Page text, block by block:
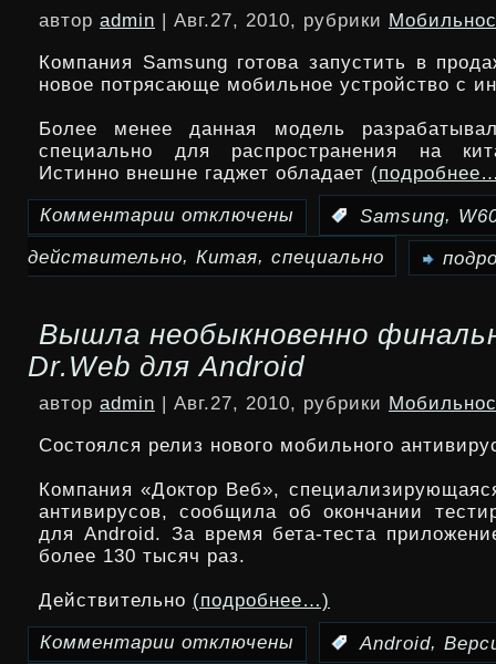
тех,
кто
плавать
автор admin | Авг.27, 2010, рубрики
Компания Samsung готова запустить в
новое потрясающе мобильное устройство с
Более менее данная модель
специально для распространения на
Истинно внешне гаджет обладает
Комментарии
записи
Samsung
W609
действительно
специально
для
Китая
отключены Samsung,
действительно, Китая, специально
Вышла необыкновенно
Dr.Web для Android
автор admin | Авг.27, 2010, рубрики
Состоялся релиз нового мобильного
Компания «Доктор Веб»,
антивирусов, сообщила об окончании
для Android. За время бета-теста
более 130 тысяч раз.
Действительно (подробнее…)
Комментарии отключены Android,